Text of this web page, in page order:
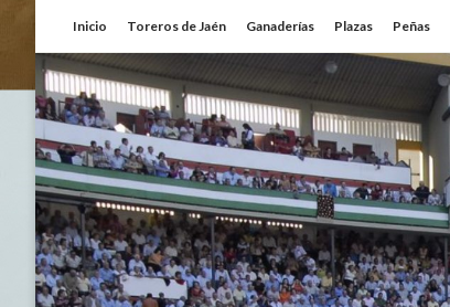
contenido
Inicio Toreros de Jaén Ganaderías Plazas Peñas